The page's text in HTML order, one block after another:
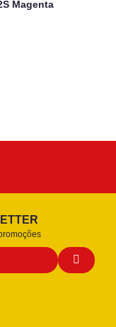
Magenta